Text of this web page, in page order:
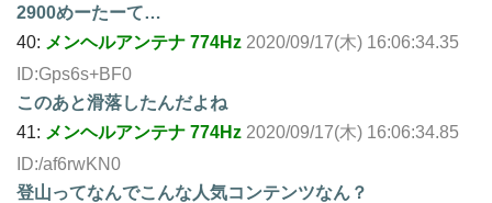
2900めーたーて…
40: メンヘルアンテナ 774Hz 2020/09/17(木) 16:06:34.35
ID:Gps6s+BF0
このあと滑落したんだよね
41: メンヘルアンテナ 774Hz 2020/09/17(木) 16:06:34.85
ID:/af6rwKN0
登山ってなんでこんな人気コンテンツなん？